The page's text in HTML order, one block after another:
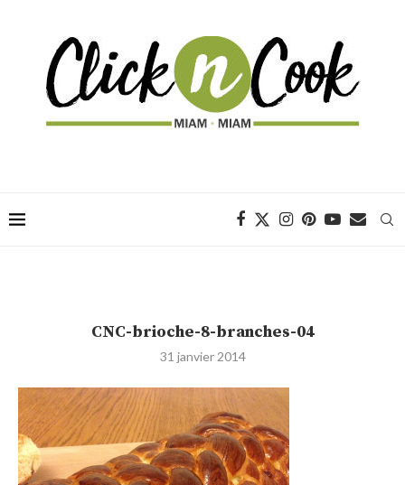
CNC-brioche-8-branches-04
31 janvier 2014